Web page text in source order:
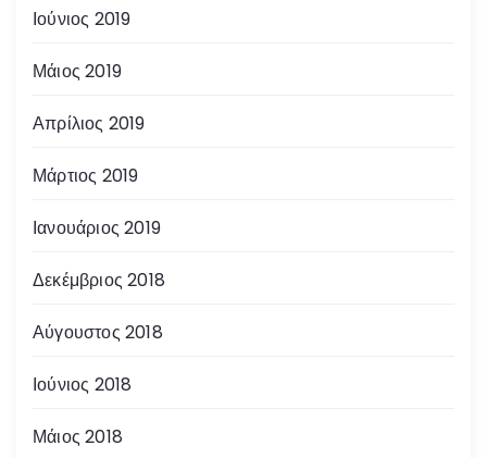
Ιούνιος 2019
Μάιος 2019
Απρίλιος 2019
Μάρτιος 2019
Ιανουάριος 2019
Δεκέμβριος 2018
Αύγουστος 2018
Ιούνιος 2018
Μάιος 2018